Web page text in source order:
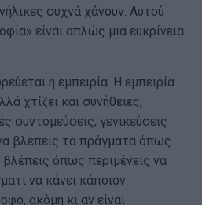
συχνά χάνουν. Αυτού
είναι απλώς μια ευκρίνεια
η εμπειρία. Η εμπειρία
χτίζει και συνήθειες,
συντομεύσεις, γενικεύσεις
βλέπεις τα πράγματα όπως
βλέπεις όπως περιμένεις να
να κάνει κάποιον
ακόμη κι αν είναι